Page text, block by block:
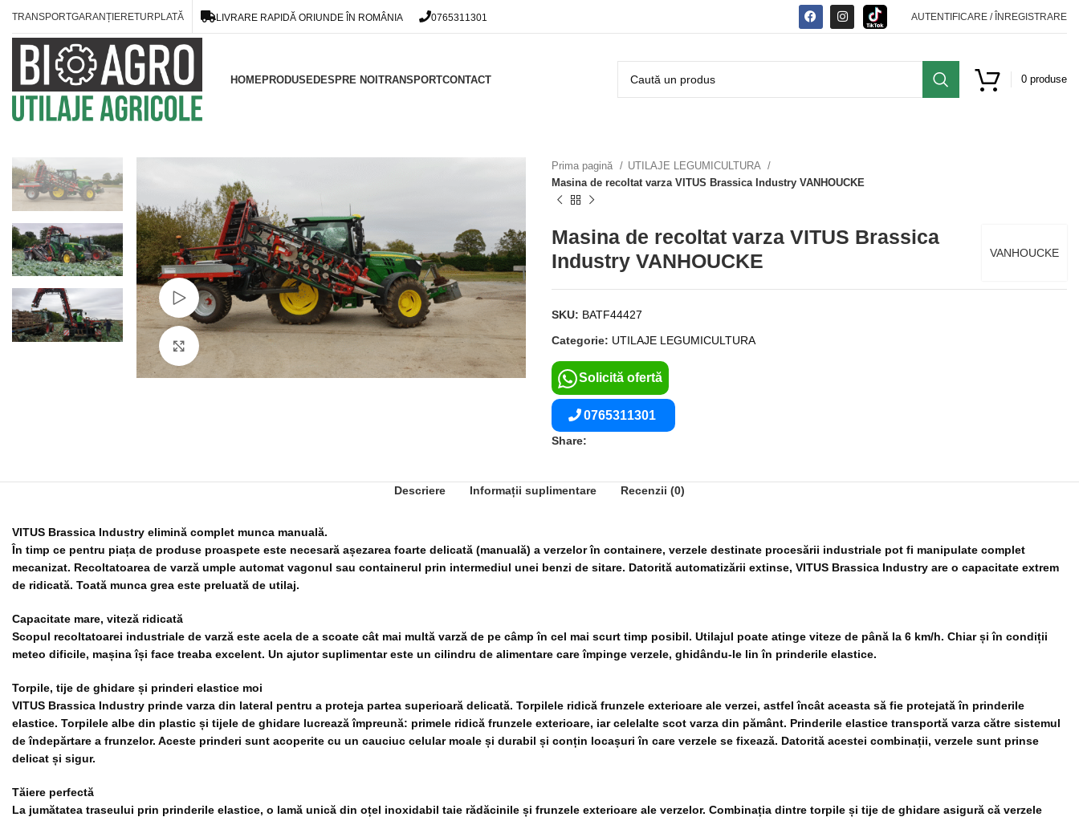
TRANSPORTGARANȚIERETURPLATĂ LIVRARE RAPIDĂ ORIUNDE ÎN ROMÂNIA 0765311301 AUTENTIFICARE / ÎNREGISTRARE
HOMEPRODUSEDESPRE NOITRANSPORTCONTACT 0 produse
Watch video
Click to enlarge
Prima pagină
UTILAJE LEGUMICULTURA
Masina de recoltat varza VITUS Brassica Industry VANHOUCKE
VANHOUCKE
Masina de recoltat varza VITUS Brassica
Industry VANHOUCKE
SKU: BATF44427
Categorie: UTILAJE LEGUMICULTURA
Solicită ofertă
0765311301
Share:
Descriere Informații suplimentare Recenzii (0)
VITUS Brassica Industry elimină complet munca manuală.
În timp ce pentru piața de produse proaspete este necesară așezarea foarte delicată (manuală) a verzelor în containere, verzele destinate procesării industriale pot fi manipulate complet
mecanizat. Recoltatoarea de varză umple automat vagonul sau containerul prin intermediul unei benzi de sitare. Datorită automatizării extinse, VITUS Brassica Industry are o capacitate extrem
de ridicată. Toată munca grea este preluată de utilaj.
Capacitate mare, viteză ridicată
Scopul recoltatoarei industriale de varză este acela de a scoate cât mai multă varză de pe câmp în cel mai scurt timp posibil. Utilajul poate atinge viteze de până la 6 km/h. Chiar și în condiții
meteo dificile, mașina își face treaba excelent. Un ajutor suplimentar este un cilindru de alimentare care împinge verzele, ghidându-le lin în prinderile elastice.
Torpile, tije de ghidare și prinderi elastice moi
VITUS Brassica Industry prinde varza din lateral pentru a proteja partea superioară delicată. Torpilele ridică frunzele exterioare ale verzei, astfel încât aceasta să fie protejată în prinderile
elastice. Torpilele albe din plastic și tijele de ghidare lucrează împreună: primele ridică frunzele exterioare, iar celelalte scot varza din pământ. Prinderile elastice transportă varza către sistemul
de îndepărtare a frunzelor. Aceste prinderi sunt acoperite cu un cauciuc celular moale și durabil și conțin locașuri în care verzele se fixează. Datorită acestei combinații, verzele sunt prinse
delicat și sigur.
Tăiere perfectă
La jumătatea traseului prin prinderile elastice, o lamă unică din oțel inoxidabil taie rădăcinile și frunzele exterioare ale verzelor. Combinația dintre torpile și tije de ghidare asigură că verzele